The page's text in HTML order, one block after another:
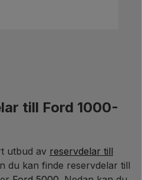
till Ford 1000-
utbud av reservdelar till
du kan finde reservdelar till